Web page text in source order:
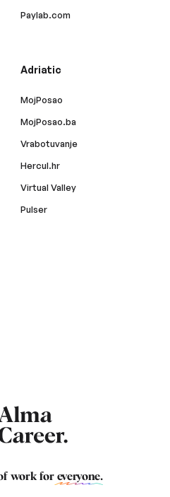
Paylab.com
Adriatic
MojPosao
MojPosao.ba
Vrabotuvanje
Hercul.hr
Virtual Valley
Pulser
work for everyone.